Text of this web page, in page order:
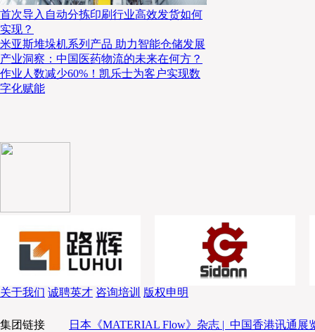
首次导入自动分拣印刷行业高效发货如何
实现？
米亚斯堆垛机系列产品 助力智能仓储发展
产业洞察：中国医药物流的未来在何方？
作业人数减少60%！凯乐士为客户实现数
字化赋能
关于我们 诚聘英才 咨询培训 版权申明
集团链接 日本《MATERIAL Flow》杂志 | 中国香港讯通展